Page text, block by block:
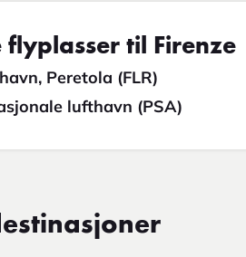
flyplasser til Firenze
Peretola (FLR)
lufthavn (PSA)